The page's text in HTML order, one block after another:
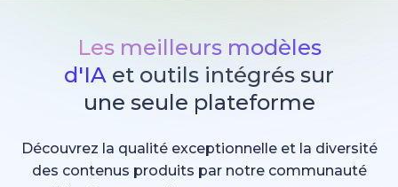
Les meilleurs modèles
d'IA et outils intégrés sur
une seule plateforme
Découvrez la qualité exceptionnelle et la diversité
des contenus produits par notre communauté